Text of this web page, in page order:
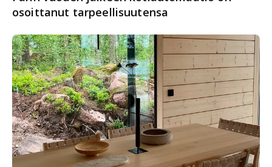
osoittanut tarpeellisuutensa